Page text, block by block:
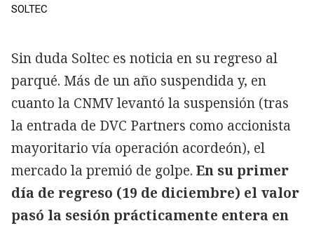
SOLTEC
Sin duda Soltec es noticia en su regreso al
parqué. Más de un año suspendida y, en
cuanto la CNMV levantó la suspensión (tras
la entrada de DVC Partners como accionista
mayoritario vía operación acordeón), el
mercado la premió de golpe. En su primer
día de regreso (19 de diciembre) el valor
pasó la sesión prácticamente entera en